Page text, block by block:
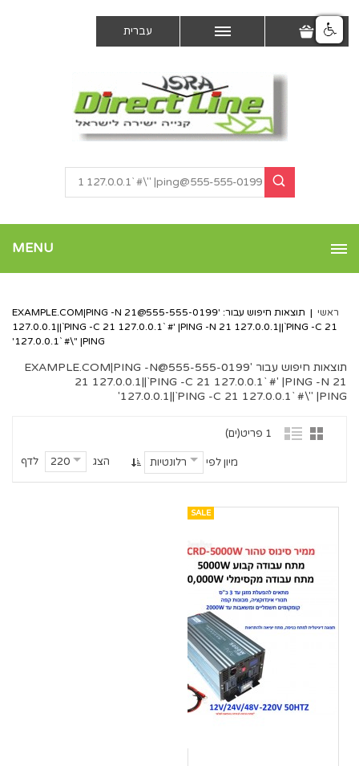
עברית
MENU
ראשי | תוצאות חיפוש עבור: '555-555-0199@EXAMPLE.COM
|PING -N 21
127.0.0.1||`PING -C 21 127.0.0.1` #' |PING -N 21 127.0.0.1||`PING -C 21
127.0.0.1` #\" |PING'
תוצאות חיפוש עבור '555-555-0199@EXAMPLE.COM
|PING -N
21 127.0.0.1||`PING -C 21 127.0.0.1` #' |PING -N 21
127.0.0.1||`PING -C 21 127.0.0.1` #\" |PING'
1 פריט(ים)
הצג 220 לדף מיון לפי רלונטיות
SALE